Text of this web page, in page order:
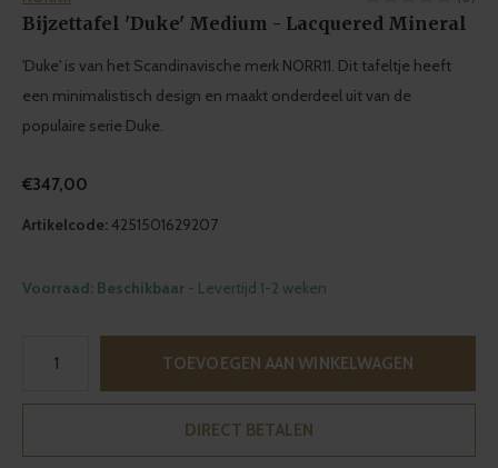
Bijzettafel 'Duke' Medium - Lacquered Mineral
'Duke' is van het Scandinavische merk NORR11. Dit tafeltje heeft
een minimalistisch design en maakt onderdeel uit van de
populaire serie Duke.
€347,00
Artikelcode:4251501629207
Voorraad: Beschikbaar - Levertijd 1-2 weken
TOEVOEGEN AAN WINKELWAGEN
DIRECT BETALEN